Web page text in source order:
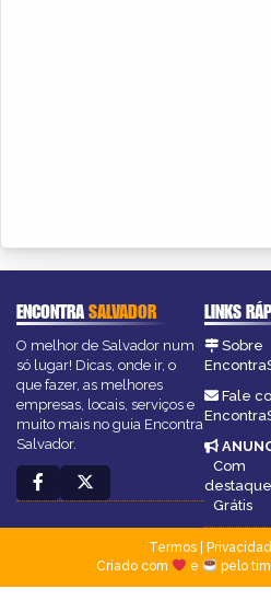
ENCONTRASALVADOR
O melhor de Salvador num
só lugar! Dicas, onde ir, o
que fazer, as melhores
empresas, locais, serviços e
muito mais no guia Encontra
Salvador.
LINKS
Sobre
Fale
Com
destaque
Grátis
Termos|
Criado com
e pelo